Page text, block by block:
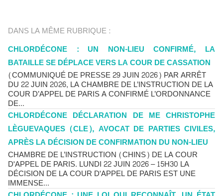
DANS LA MÊME RUBRIQUE :
CHLORDÉCONE : UN NON-LIEU CONFIRMÉ, LA
BATAILLE SE DÉPLACE VERS LA COUR DE CASSATION
(COMMUNIQUÉ DE PRESSE 29 JUIN 2026) PAR ARRÊT
DU 22 JUIN 2026, LA CHAMBRE DE L’INSTRUCTION DE LA
COUR D’APPEL DE PARIS A CONFIRMÉ L’ORDONNANCE
DE...
CHLORDÉCONE DÉCLARATION DE ME CHRISTOPHE
LÈGUEVAQUES (CLE), AVOCAT DE PARTIES CIVILES,
APRÈS LA DÉCISION DE CONFIRMATION DU NON-LIEU
CHAMBRE DE L’INSTRUCTION (CHINS) DE LA COUR
D'APPEL DE PARIS. LUNDI 22 JUIN 2026 – 15H30 LA
DÉCISION DE LA COUR D'APPEL DE PARIS EST UNE
IMMENSE...